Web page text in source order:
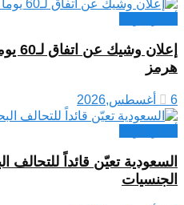
هرمز
6 أغسطس,2026
السعودية تعيّن قائداً للتحالف
الجنسيات